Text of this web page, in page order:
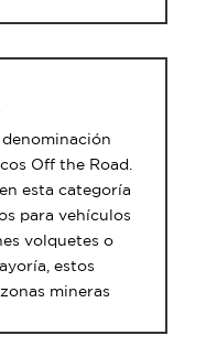
Off the Road.
esta categoría
para vehículos
volquetes o
estos
mineras